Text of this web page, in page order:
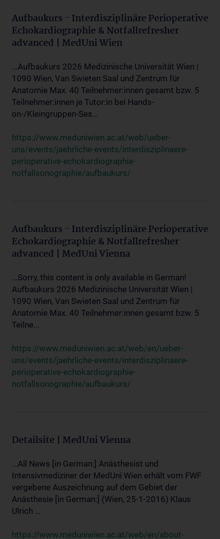
Aufbaukurs - Interdisziplinäre Perioperative
Echokardiographie & Notfallrefresher
advanced | MedUni Wien
...Aufbaukurs 2026 Medizinische Universität Wien |
1090 Wien, Van Swieten Saal und Zentrum für
Anatomie Max. 40 Teilnehmer:innen gesamt bzw. 5
Teilnehmer:innen je Tutor:in bei Hands-
on-/Kleingruppen-Ses...
https://www.meduniwien.ac.at/web/ueber-
uns/events/jaehrliche-events/interdisziplinaere-
perioperative-echokardiographie-
notfallsonographie/aufbaukurs/
Aufbaukurs - Interdisziplinäre Perioperative
Echokardiographie & Notfallrefresher
advanced | MedUni Vienna
...Sorry, this content is only available in German!
Aufbaukurs 2026 Medizinische Universität Wien |
1090 Wien, Van Swieten Saal und Zentrum für
Anatomie Max. 40 Teilnehmer:innen gesamt bzw. 5
Teilne...
https://www.meduniwien.ac.at/web/en/ueber-
uns/events/jaehrliche-events/interdisziplinaere-
perioperative-echokardiographie-
notfallsonographie/aufbaukurs/
Detailsite | MedUni Vienna
...All News [in German:] Anästhesist und
Intensivmediziner der MedUni Wien erhält vom FWF
vergebene Auszeichnung auf dem Gebiet der
Anästhesie [in German:] (Wien, 25-1-2016) Klaus
Ulrich ...
https://www.meduniwien.ac.at/web/en/about-